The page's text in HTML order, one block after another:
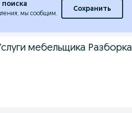
мы сообщим.
Сохранить
мебельщика Разборка